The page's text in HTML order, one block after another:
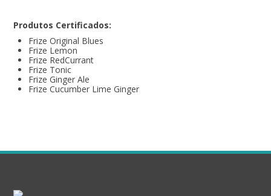
Produtos Certificados:
Frize Original Blues
Frize Lemon
Frize RedCurrant
Frize Tonic
Frize Ginger Ale
Frize Cucumber Lime Ginger